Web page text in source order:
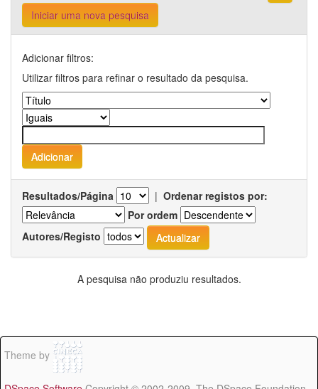
Iniciar uma nova pesquisa
Adicionar filtros:
Utilizar filtros para refinar o resultado da pesquisa.
Resultados/Página | Ordenar registos por:
Por ordem
Autores/Registo
A pesquisa não produziu resultados.
Theme by